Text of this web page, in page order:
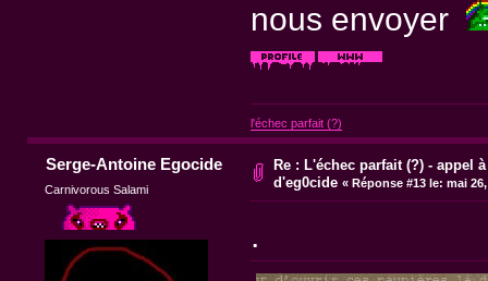
nous envoyer
l'échec parfait (?)
Serge-Antoine Egocide
Carnivorous Salami
Re : L'échec parfait (?) - appel
d'eg0cide « Réponse #13 le: mai
.